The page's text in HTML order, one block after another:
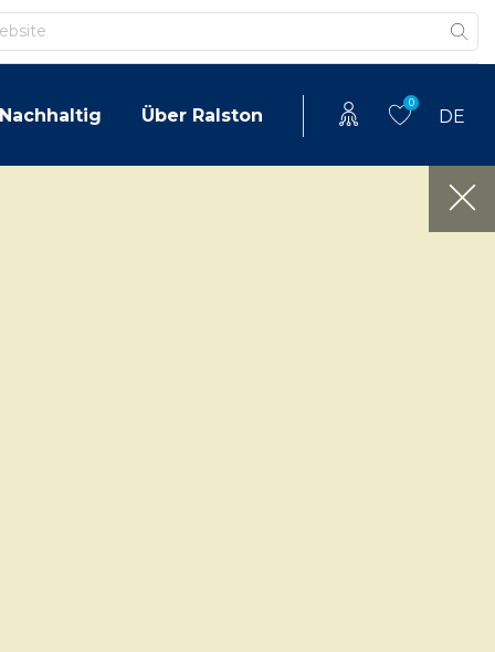
Nachhaltig Über Ralston
0
DE